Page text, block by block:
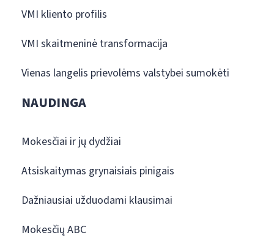
VMI kliento profilis
VMI skaitmeninė transformacija
Vienas langelis prievolėms valstybei sumokėti
NAUDINGA
Mokesčiai ir jų dydžiai
Atsiskaitymas grynaisiais pinigais
Dažniausiai užduodami klausimai
Mokesčių ABC